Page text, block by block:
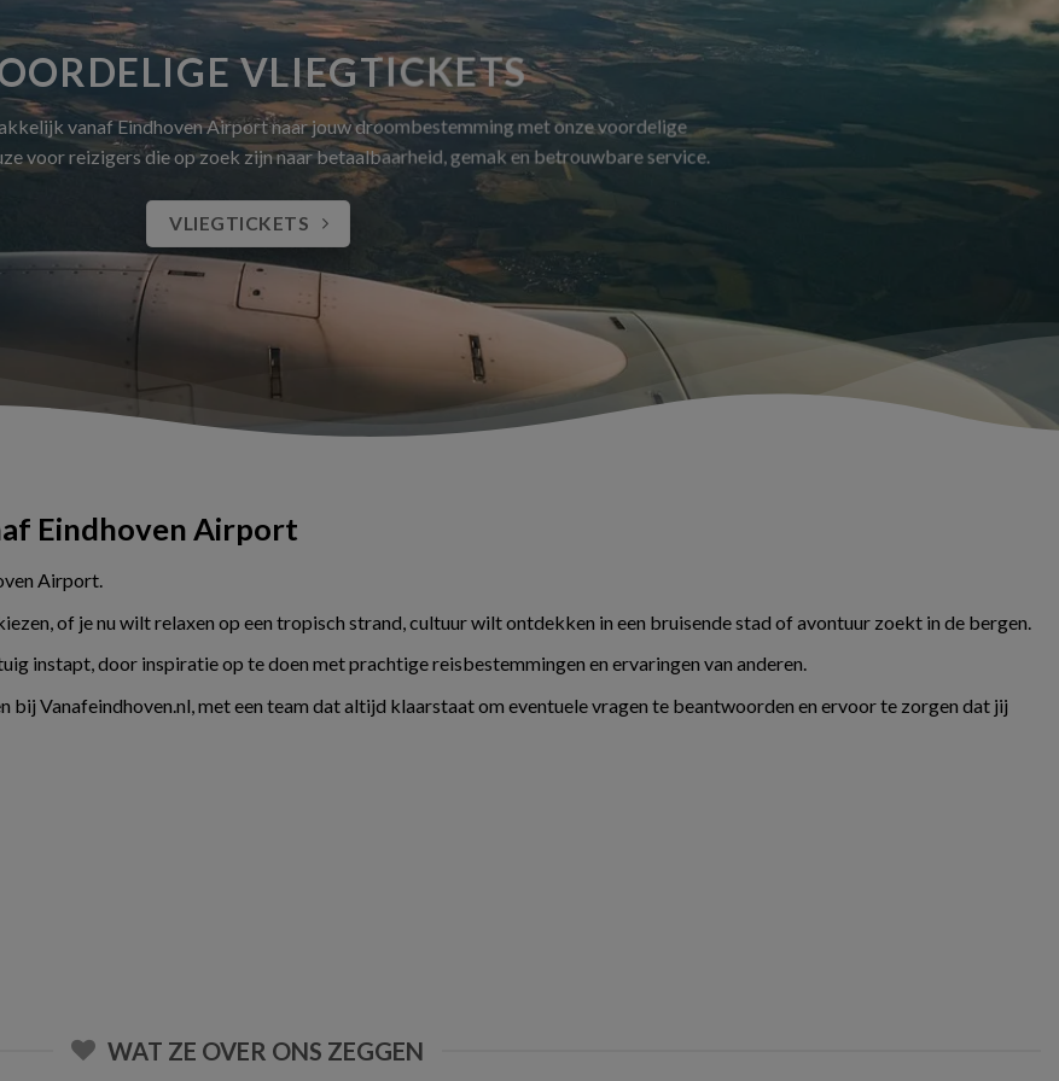
VLIEGTICKETS
vanaf Eindhoven Airport naar jouw droombestemming met onze voordelige
voor reizigers die op zoek zijn naar betaalbaarheid, gemak en betrouwbare service.
VLIEGTICKETS
Eindhoven Airport
Airport.
of je nu wilt relaxen op een tropisch strand, cultuur wilt ontdekken in een bruisende stad of avontuur zoekt in de bergen.
instapt, door inspiratie op te doen met prachtige reisbestemmingen en ervaringen van anderen.
bij Vanafeindhoven.nl, met een team dat altijd klaarstaat om eventuele vragen te beantwoorden en ervoor te zorgen dat jij
WAT ZE OVER ONS ZEGGEN